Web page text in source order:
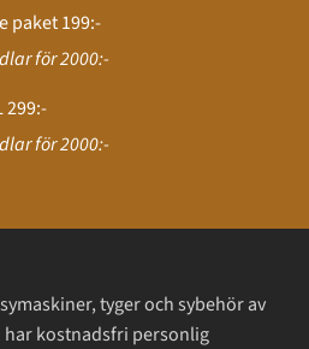
paket 199:-
för 2000:-
299:-
för 2000:-
tyger och sybehör av
har kostnadsfri personlig